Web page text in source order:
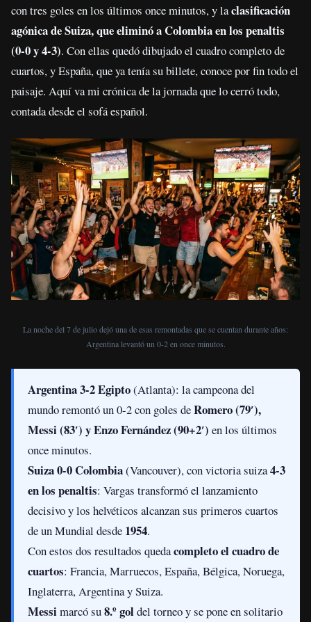
con tres goles en los últimos once minutos, y laclasificación
agónica de Suiza, que eliminó a Colombia en los penaltis
(0-0 y 4-3). Con ellas quedó dibujado el cuadro completo de
cuartos, y España, que ya tenía su billete, conoce por fin todo el
paisaje. Aquí va mi crónica de la jornada que lo cerró todo,
contada desde el sofá español.
La noche del 7 de julio dejó una de esas remontadas que se cuentan durante años:
Argentina levantó un 0-2 en once minutos.
Argentina 3-2 Egipto(Atlanta): la campeona del
mundo remontó un 0-2 con goles deRomero (79′),
Messi (83′) y Enzo Fernández (90+2′) en los últimos
once minutos.
Suiza 0-0 Colombia(Vancouver), con victoria suiza4-3
en los penaltis: Vargas transformó el lanzamiento
decisivo y los helvéticos alcanzan sus primeros cuartos
de un Mundial desde 1954.
Con estos dos resultados quedacompleto el cuadro de
cuartos: Francia, Marruecos, España, Bélgica, Noruega,
Inglaterra, Argentina y Suiza.
Messimarcó su8.º goldel torneo y se pone en solitario